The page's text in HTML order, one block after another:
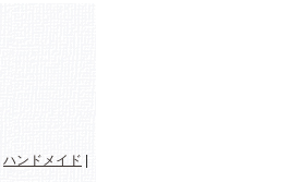
ハンドメイド